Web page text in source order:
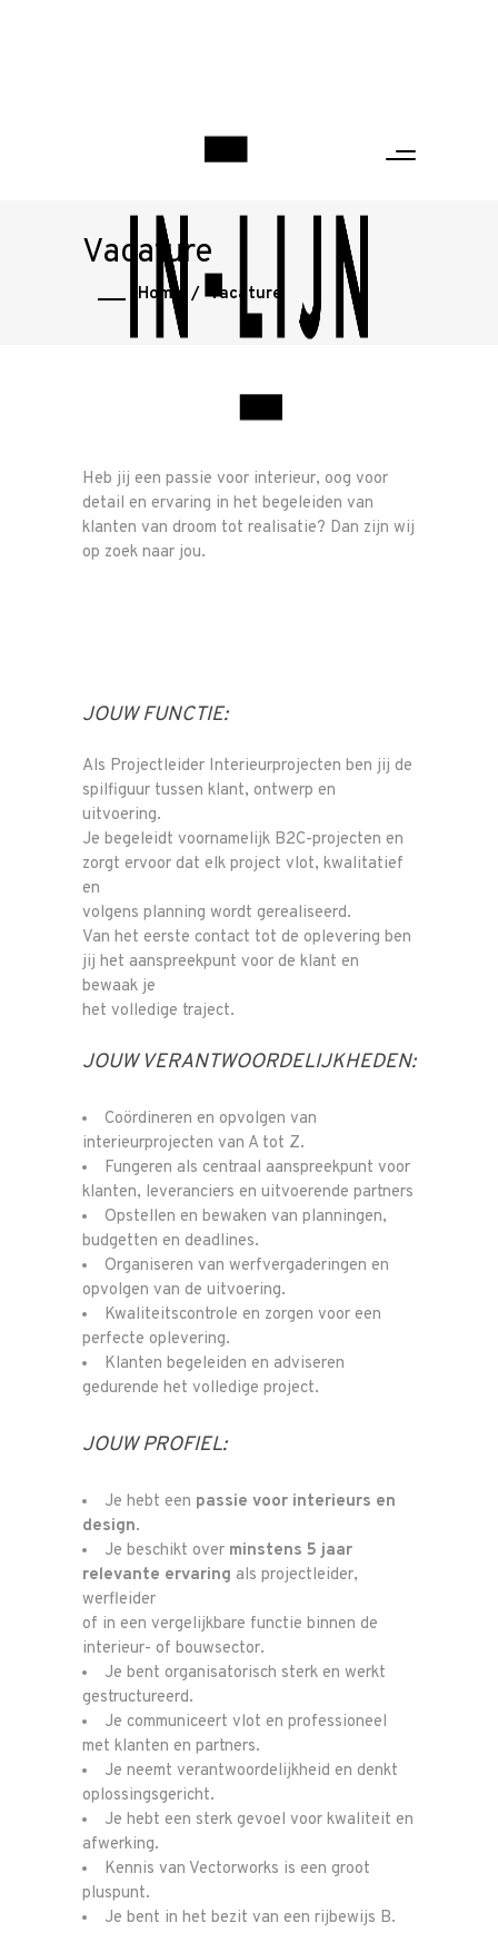
Home
Onze
werkwijze
Ons team
Vacature
Home /Vacature
Heb jij een passie voor interieur, oog voor
detail en ervaring in het begeleiden van
klanten van droom tot realisatie? Dan zijn wij
op zoek naar jou.
JOUW FUNCTIE:
Als Projectleider Interieurprojecten ben jij de
spilfiguur tussen klant, ontwerp en
uitvoering.
Je begeleidt voornamelijk B2C-projecten en
zorgt ervoor dat elk project vlot, kwalitatief
en
volgens planning wordt gerealiseerd.
Van het eerste contact tot de oplevering ben
jij het aanspreekpunt voor de klant en
bewaak je
het volledige traject.
JOUW VERANTWOORDELIJKHEDEN:
Coördineren en opvolgen van
interieurprojecten van A tot Z.
Fungeren als centraal aanspreekpunt voor
klanten, leveranciers en uitvoerende partners
Opstellen en bewaken van planningen,
budgetten en deadlines.
Organiseren van werfvergaderingen en
opvolgen van de uitvoering.
Kwaliteitscontrole en zorgen voor een
perfecte oplevering.
Klanten begeleiden en adviseren
gedurende het volledige project.
JOUW PROFIEL:
Je hebt een passie voor interieurs en
design.
Je beschikt over minstens 5 jaar
relevante ervaring als projectleider,
werfleider
of in een vergelijkbare functie binnen de
interieur- of bouwsector.
Je bent organisatorisch sterk en werkt
gestructureerd.
Je communiceert vlot en professioneel
met klanten en partners.
Je neemt verantwoordelijkheid en denkt
oplossingsgericht.
Je hebt een sterk gevoel voor kwaliteit en
afwerking.
Kennis van Vectorworks is een groot
pluspunt.
Je bent in het bezit van een rijbewijs B.